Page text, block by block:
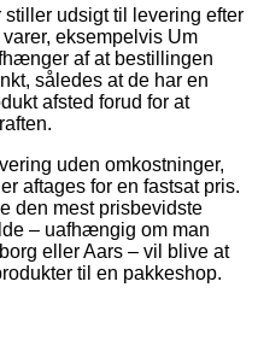
udsigt til levering efter
eksempelvis Um
af at bestillingen
således at de har en
afsted forud for at
uden omkostninger,
aftages for en fastsat pris.
den mest prisbevidste
– uafhængig om man
eller Aars – vil blive at
til en pakkeshop.